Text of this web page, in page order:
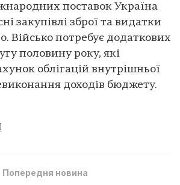
поставок Україна
закупівлі зброї та видатки
Військо потребує додаткових
половину року, які
облігацій внутрішньої
доходів бюджету.
Попередня новина